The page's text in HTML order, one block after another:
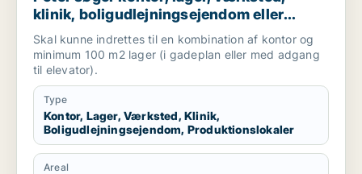
klinik, boligudlejningsejendom eller
produktionslokaler til salg i
Frederiksberg, Østerbro eller Nordhavn
m.fl.
Skal kunne indrettes til en kombination af kontor og
minimum 100 m2 lager (i gadeplan eller med adgang
til elevator).
Type
Kontor, Lager, Værksted, Klinik,
Boligudlejningsejendom, Produktionslokaler
Areal